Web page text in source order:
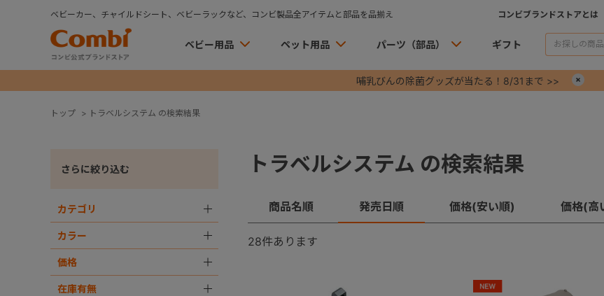
ベビーカー、チャイルドシート、ベビーラックなど、コンビ製品全アイテムと部品を品揃え コンビブランドストアとは
ベビー用品 ペット用品 パーツ（部品） ギフト
哺乳びんの除菌グッズが当たる！8/31まで >>
トップ > トラベルシステム の検索結果
さらに絞り込む
カテゴリ
カラー
価格
在庫有無
トラベルシステム の検索結果
商品名順 発売日順 価格(安い順) 価格(高
28件あります